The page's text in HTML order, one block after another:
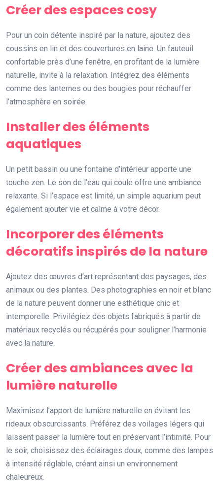
Créer des espaces cosy
Pour un coin détente inspiré par la nature, ajoutez des
coussins en lin et des couvertures en laine. Un fauteuil
confortable près d’une fenêtre, en profitant de la lumière
naturelle, invite à la relaxation. Intégrez des éléments
comme des lanternes ou des bougies pour réchauffer
l’atmosphère en soirée.
Installer des éléments
aquatiques
Un petit bassin ou une fontaine d’intérieur apporte une
touche zen. Le son de l’eau qui coule offre une ambiance
relaxante. Si l’espace est limité, un simple aquarium peut
également ajouter vie et calme à votre décor.
Incorporer des éléments
décoratifs inspirés de la nature
Ajoutez des œuvres d’art représentant des paysages, des
animaux ou des plantes. Des photographies en noir et blanc
de la nature peuvent donner une esthétique chic et
intemporelle. Privilégiez des objets fabriqués à partir de
matériaux recyclés ou récupérés pour souligner l’harmonie
avec la nature.
Créer des ambiances avec la
lumière naturelle
Maximisez l’apport de lumière naturelle en évitant les
rideaux obscurcissants. Préférez des voilages légers qui
laissent passer la lumière tout en préservant l’intimité. Pour
le soir, choisissez des éclairages doux, comme des lampes
à intensité réglable, créant ainsi un environnement
chaleureux.